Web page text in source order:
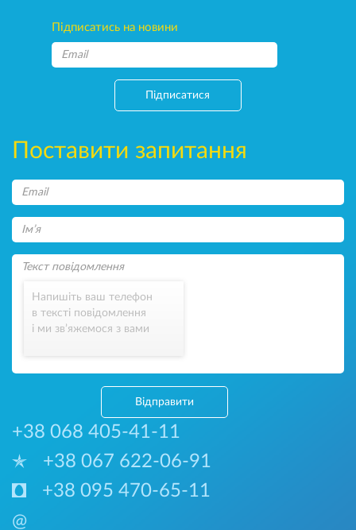
Підписатись на новини
Підписатися
Поставити запитання
Напишіть ваш телефон
в тексті повідомлення
і ми зв’яжемося з вами
Відправити
+38 068 405-41-11
+38 067 622-06-91
+38 095 470-65-11
@